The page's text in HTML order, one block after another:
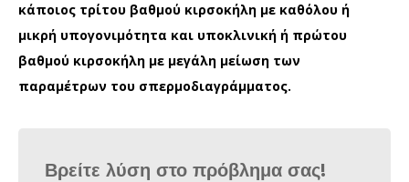
κάποιος τρίτου βαθμού κιρσοκήλη με καθόλου ή
μικρή υπογονιμότητα και υποκλινική ή πρώτου
βαθμού κιρσοκήλη με μεγάλη μείωση των
παραμέτρων του σπερμοδιαγράμματος.
Βρείτε λύση στο πρόβλημα σας!